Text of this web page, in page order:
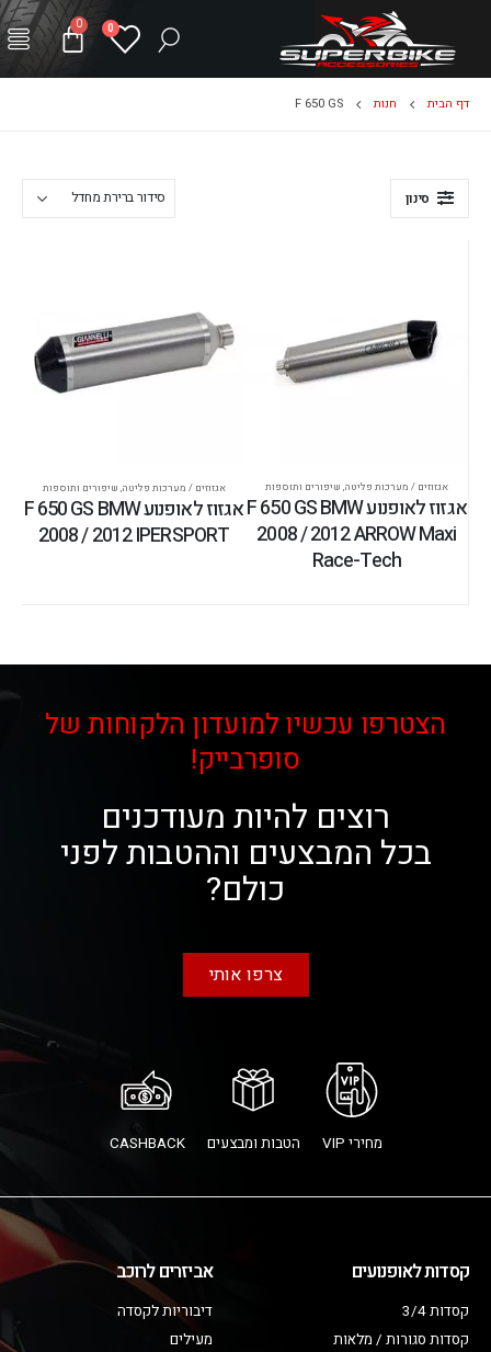
0
0
דף הבית חנות F 650 GS
סינון
אגזוזים / מערכות פליטה, שיפורים ותוספות
אגזוז לאופנוע F 650 GS BMW
2008 / 2012 ARROW Maxi
Race-Tech
אגזוזים / מערכות פליטה, שיפורים ותוספות
אגזוז לאופנוע F 650 GS BMW
2008 / 2012 IPERSPORT
הצטרפו עכשיו למועדון הלקוחות של
סופרבייק!
רוצים להיות מעודכנים
בכל המבצעים וההטבות לפני
כולם?
צרפו אותי
מחירי VIP הטבות ומבצעים CASHBACK
קסדות לאופנועים
קסדות 3/4
קסדות סגורות / מלאות
אביזרים לרוכב
דיבוריות לקסדה
מעילים